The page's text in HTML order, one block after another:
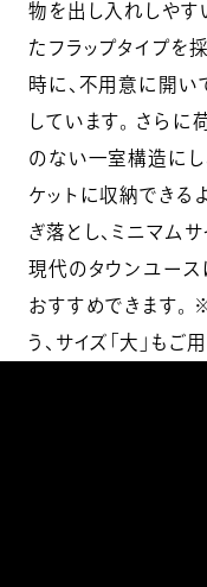
物を出し入れしやす
たフラップタイプを
時に、不用意に開い
しています。 さら
のない一室構造に
ケットに収納できる
ぎ落とし、ミニマム
現代のタウンユース
おすすめできます。
う、サイズ「大」もご